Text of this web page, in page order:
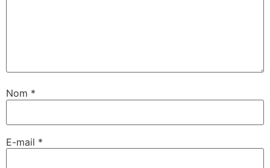
Nom *
E-mail *